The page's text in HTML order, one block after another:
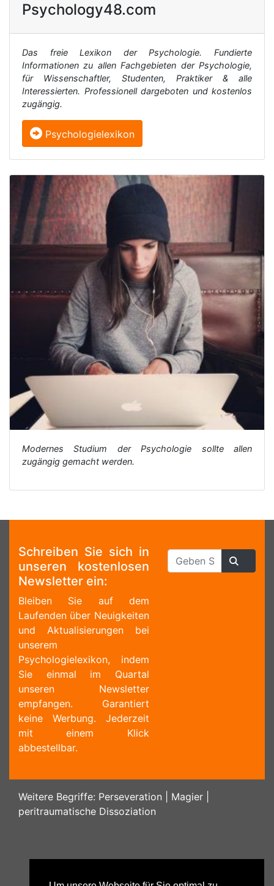
Psychology48.com
Das freie Lexikon der Psychologie. Fundierte
Informationen zu allen Fachgebieten der Psychologie,
für Wissenschaftler, Studenten, Praktiker & alle
Interessierten. Professionell dargeboten und kostenlos
zugängig.
Psychologielexikon
Modernes Studium der Psychologie sollte allen
zugängig gemacht werden.
Schreiben Sie sich in
unseren kostenlosen
Newsletter ein:
Bleiben Sie auf dem
Laufenden über Neuigkeiten
und Aktualisierungen bei
unserem
Psychologielexikon, indem
Sie einmal im Quartal
unseren Newsletter
empfangen. Garantiert
keine Werbung. Jederzeit
mit einem Klick
abbestellbar.
Weitere Begriffe: Perseveration Magier
peritraumatische Dissoziation